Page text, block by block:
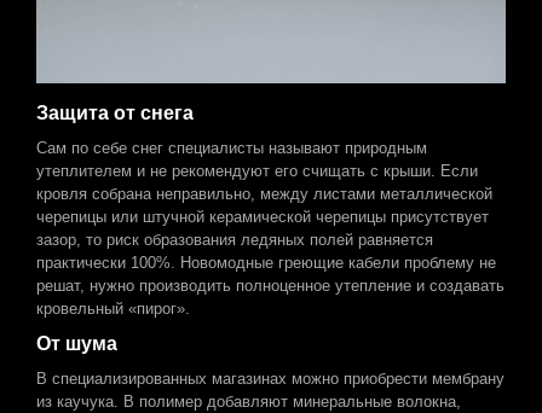
Защита от снега
Сам по себе снег специалисты называют природным
утеплителем и не рекомендуют его счищать с крыши. Если
кровля собрана неправильно, между листами металлической
черепицы или штучной керамической черепицы присутствует
зазор, то риск образования ледяных полей равняется
практически 100%. Новомодные греющие кабели проблему не
решат, нужно производить полноценное утепление и создавать
кровельный «пирог».
От шума
В специализированных магазинах можно приобрести мембрану
из каучука. В полимер добавляют минеральные волокна,